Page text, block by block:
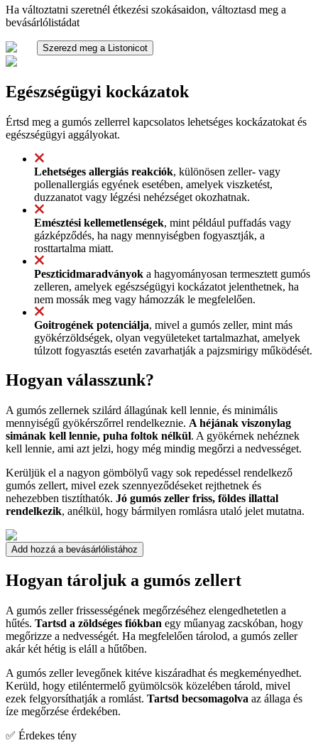
Ha változtatni szeretnél étkezési szokásaidon, változtasd meg a
bevásárlólistádat
Szerezd meg a Listonicot
Egészségügyi kockázatok
Értsd meg a gumós zellerrel kapcsolatos lehetséges kockázatokat és
egészségügyi aggályokat.
Lehetséges allergiás reakciók, különösen zeller- vagy
pollenallergiás egyének esetében, amelyek viszketést,
duzzanatot vagy légzési nehézséget okozhatnak.
Emésztési kellemetlenségek, mint például puffadás vagy
gázképződés, ha nagy mennyiségben fogyasztják, a
rosttartalma miatt.
Peszticidmaradványok a hagyományosan termesztett gumós
zelleren, amelyek egészségügyi kockázatot jelenthetnek, ha
nem mossák meg vagy hámozzák le megfelelően.
Goitrogének potenciálja, mivel a gumós zeller, mint más
gyökérzöldségek, olyan vegyületeket tartalmazhat, amelyek
túlzott fogyasztás esetén zavarhatják a pajzsmirigy működését.
Hogyan válasszunk?
A gumós zellernek szilárd állagúnak kell lennie, és minimális
mennyiségű gyökérszőrrel rendelkeznie. A héjának viszonylag
simának kell lennie, puha foltok nélkül. A gyökérnek nehéznek
kell lennie, ami azt jelzi, hogy még mindig megőrzi a nedvességet.
Kerüljük el a nagyon gömbölyű vagy sok repedéssel rendelkező
gumós zellert, mivel ezek szennyeződéseket rejthetnek és
nehezebben tisztíthatók. Jó gumós zeller friss, földes illattal
rendelkezik, anélkül, hogy bármilyen romlásra utaló jelet mutatna.
Add hozzá a bevásárlólistához
Hogyan tároljuk a gumós zellert
A gumós zeller frissességének megőrzéséhez elengedhetetlen a
hűtés. Tartsd a zöldséges fiókban egy műanyag zacskóban, hogy
megőrizze a nedvességét. Ha megfelelően tárolod, a gumós zeller
akár két hétig is eláll a hűtőben.
A gumós zeller levegőnek kitéve kiszáradhat és megkeményedhet.
Kerüld, hogy etiléntermelő gyümölcsök közelében tárold, mivel
ezek felgyorsíthatják a romlást. Tartsd becsomagolva az állaga és
íze megőrzése érdekében.
✅ Érdekes tény